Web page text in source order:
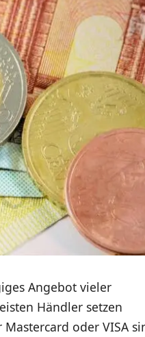
Angebot vieler
Händler setzen
oder VISA